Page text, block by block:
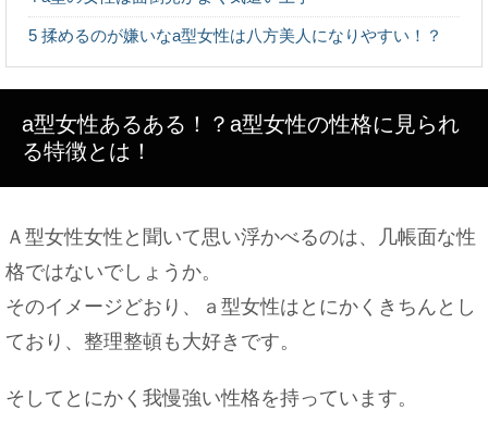
元夫と再婚したい…離婚したことを後悔する女性へ
のアドバイス
脳のmri検査を子供が受ける場合の注意点について
解説！
焼肉のバイトは匂いが染みつく？焼肉屋でのバイト
5 揉めるのが嫌いなa型女性は八方美人になりやすい！？
a型女性あるある！？a型女性の性格に見られ
る特徴とは！
Ａ型女性女性と聞いて思い浮かべるのは、几帳面な性
格ではないでしょうか。
そのイメージどおり、ａ型女性はとにかくきちんとし
ており、整理整頓も大好きです。
そしてとにかく我慢強い性格を持っています。